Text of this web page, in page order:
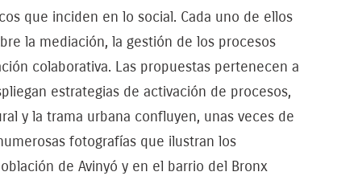
que inciden en lo social. Cada uno de ellos
la mediación, la gestión de los procesos
colaborativa. Las propuestas pertenecen a
estrategias de activación de procesos,
y la trama urbana confluyen, unas veces de
fotografías que ilustran los
de Avinyó y en el barrio del Bronx